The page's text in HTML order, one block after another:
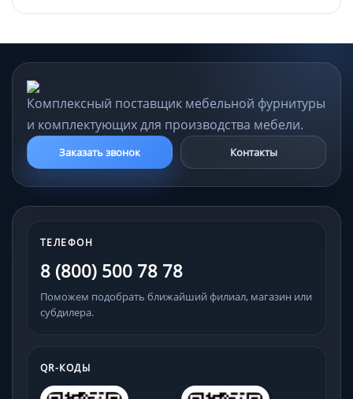
Комплексный поставщик мебельной фурнитуры
и комплектующих для производства мебели.
Заказать звонок Контакты
ТЕЛЕФОН
8 (800) 500 78 78
Поможем подобрать ближайший филиал, магазин или
субдилера.
QR-КОДЫ